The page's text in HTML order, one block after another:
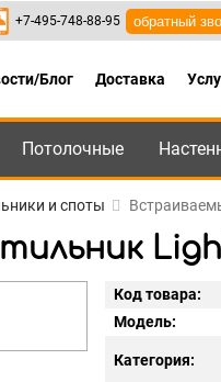
+7-495-748-88-95 ,8-800-
+7-495-748-88-95 обратный
Блог Доставка
Потолочные
и споты
Код товара:
Модель:
Категория: